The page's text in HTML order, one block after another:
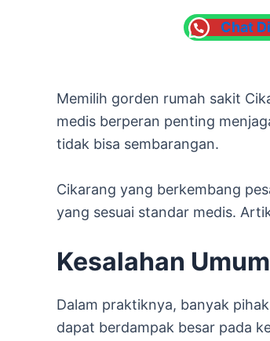
Chat
Memilih gorden rumah sakit
medis berperan penting
tidak bisa sembarangan.
Cikarang yang berkembang
yang sesuai standar medis.
Kesalahan
Dalam praktiknya, banyak
dapat berdampak besar pada